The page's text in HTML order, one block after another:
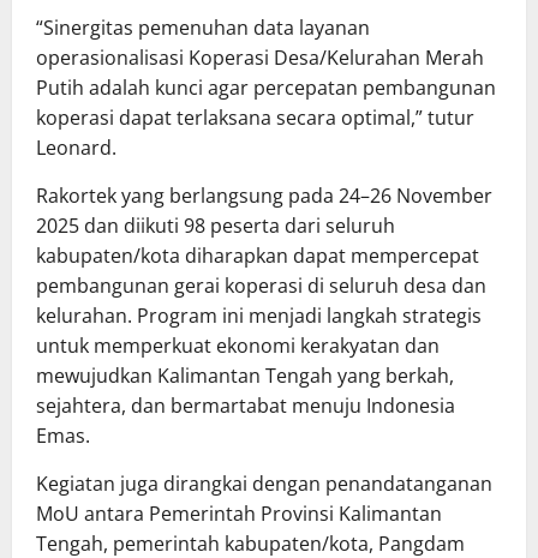
“Sinergitas pemenuhan data layanan
operasionalisasi Koperasi Desa/Kelurahan Merah
Putih adalah kunci agar percepatan pembangunan
koperasi dapat terlaksana secara optimal,” tutur
Leonard.
Rakortek yang berlangsung pada 24–26 November
2025 dan diikuti 98 peserta dari seluruh
kabupaten/kota diharapkan dapat mempercepat
pembangunan gerai koperasi di seluruh desa dan
kelurahan. Program ini menjadi langkah strategis
untuk memperkuat ekonomi kerakyatan dan
mewujudkan Kalimantan Tengah yang berkah,
sejahtera, dan bermartabat menuju Indonesia
Emas.
Kegiatan juga dirangkai dengan penandatanganan
MoU antara Pemerintah Provinsi Kalimantan
Tengah, pemerintah kabupaten/kota, Pangdam